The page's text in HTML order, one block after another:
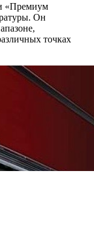
«Премиум
Он
точках